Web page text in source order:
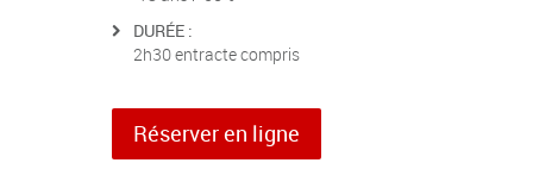
DURÉE :
2h30 entracte compris
Réserver en ligne